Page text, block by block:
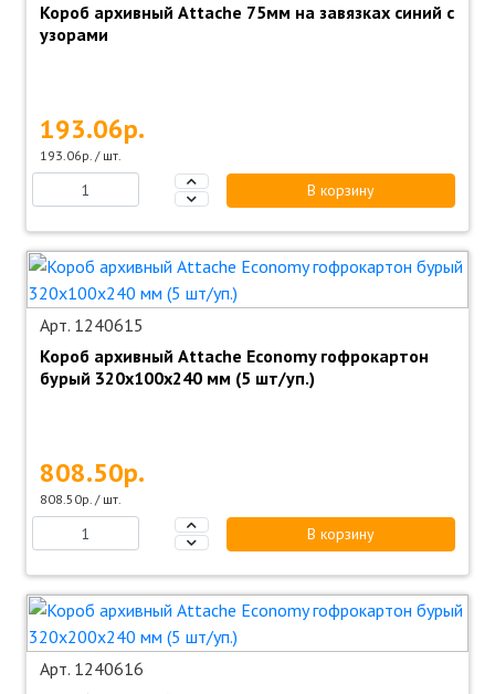
Короб архивный Attache 75мм на завязках синий с
узорами
193.06р.
193.06р. / шт.
В корзину
Арт. 1240615
Короб архивный Attache Economy гофрокартон
бурый 320x100x240 мм (5 шт/уп.)
808.50р.
808.50р. / шт.
В корзину
Арт. 1240616